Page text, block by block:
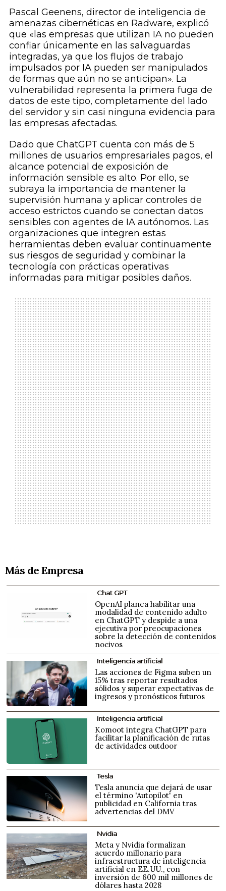
Pascal Geenens, director de inteligencia de
amenazas cibernéticas en Radware, explicó
que «las empresas que utilizan IA no pueden
confiar únicamente en las salvaguardas
integradas, ya que los flujos de trabajo
impulsados por IA pueden ser manipulados
de formas que aún no se anticipan». La
vulnerabilidad representa la primera fuga de
datos de este tipo, completamente del lado
del servidor y sin casi ninguna evidencia para
las empresas afectadas.
Dado que ChatGPT cuenta con más de 5
millones de usuarios empresariales pagos, el
alcance potencial de exposición de
información sensible es alto. Por ello, se
subraya la importancia de mantener la
supervisión humana y aplicar controles de
acceso estrictos cuando se conectan datos
sensibles con agentes de IA autónomos. Las
organizaciones que integren estas
herramientas deben evaluar continuamente
sus riesgos de seguridad y combinar la
tecnología con prácticas operativas
informadas para mitigar posibles daños.
Más de Empresa
Chat GPT
OpenAI planea habilitar una
modalidad de contenido adulto
en ChatGPT y despide a una
ejecutiva por preocupaciones
sobre la detección de contenidos
nocivos
Inteligencia artificial
Las acciones de Figma suben un
15% tras reportar resultados
sólidos y superar expectativas de
ingresos y pronósticos futuros
Inteligencia artificial
Komoot integra ChatGPT para
facilitar la planificación de rutas
de actividades outdoor
Tesla
Tesla anuncia que dejará de usar
el término 'Autopilot' en
publicidad en California tras
advertencias del DMV
Nvidia
Meta y Nvidia formalizan
acuerdo millonario para
infraestructura de inteligencia
artificial en EE.UU., con
inversión de 600 mil millones de
dólares hasta 2028